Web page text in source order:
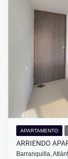
APARTAMENTO
ARRIENDO
Barranquilla,